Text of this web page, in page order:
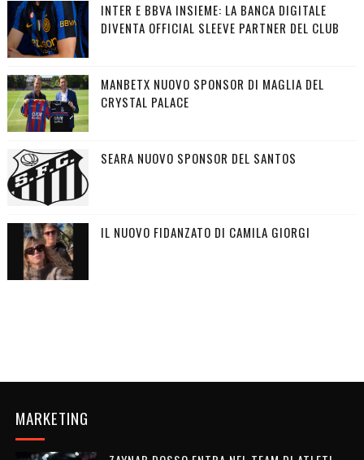
INTER E BBVA INSIEME: LA BANCA DIGITALE
DIVENTA OFFICIAL SLEEVE PARTNER DEL CLUB
MANBETX NUOVO SPONSOR DI MAGLIA DEL
CRYSTAL PALACE
SEARA NUOVO SPONSOR DEL SANTOS
IL NUOVO FIDANZATO DI CAMILA GIORGI
MARKETING